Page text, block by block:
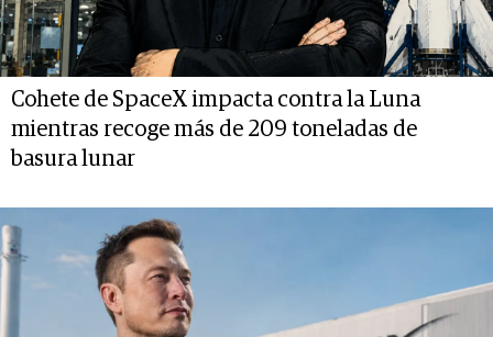
Cohete de SpaceX impacta contra la Luna
mientras recoge más de 209 toneladas de
basura lunar